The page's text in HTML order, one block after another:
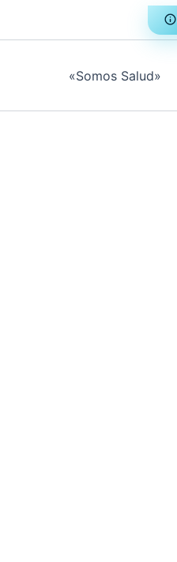
«Somos Salud»